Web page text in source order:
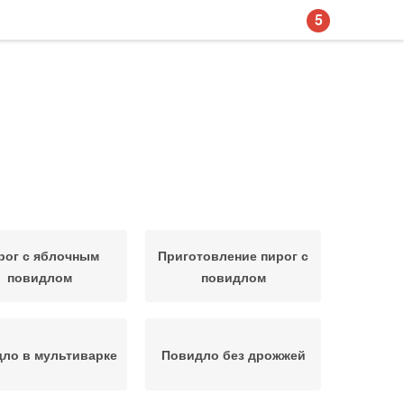
с яблочным
повидлом
Приготовление пирог с
повидлом
в мультиварке Повидло без дрожжей
5